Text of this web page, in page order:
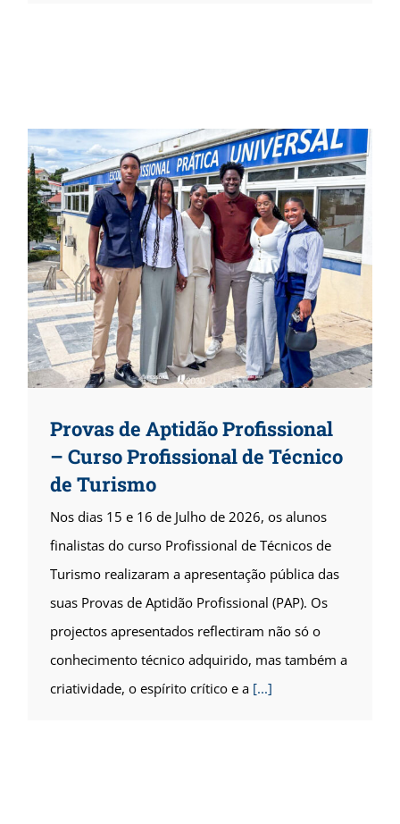
Provas de Aptidão Profissional
– Curso Profissional de Técnico
de Turismo
Nos dias 15 e 16 de Julho de 2026, os alunos
finalistas do curso Profissional de Técnicos de
Turismo realizaram a apresentação pública das
suas Provas de Aptidão Profissional (PAP). Os
projectos apresentados reflectiram não só o
conhecimento técnico adquirido, mas também a
criatividade, o espírito crítico e a [...]